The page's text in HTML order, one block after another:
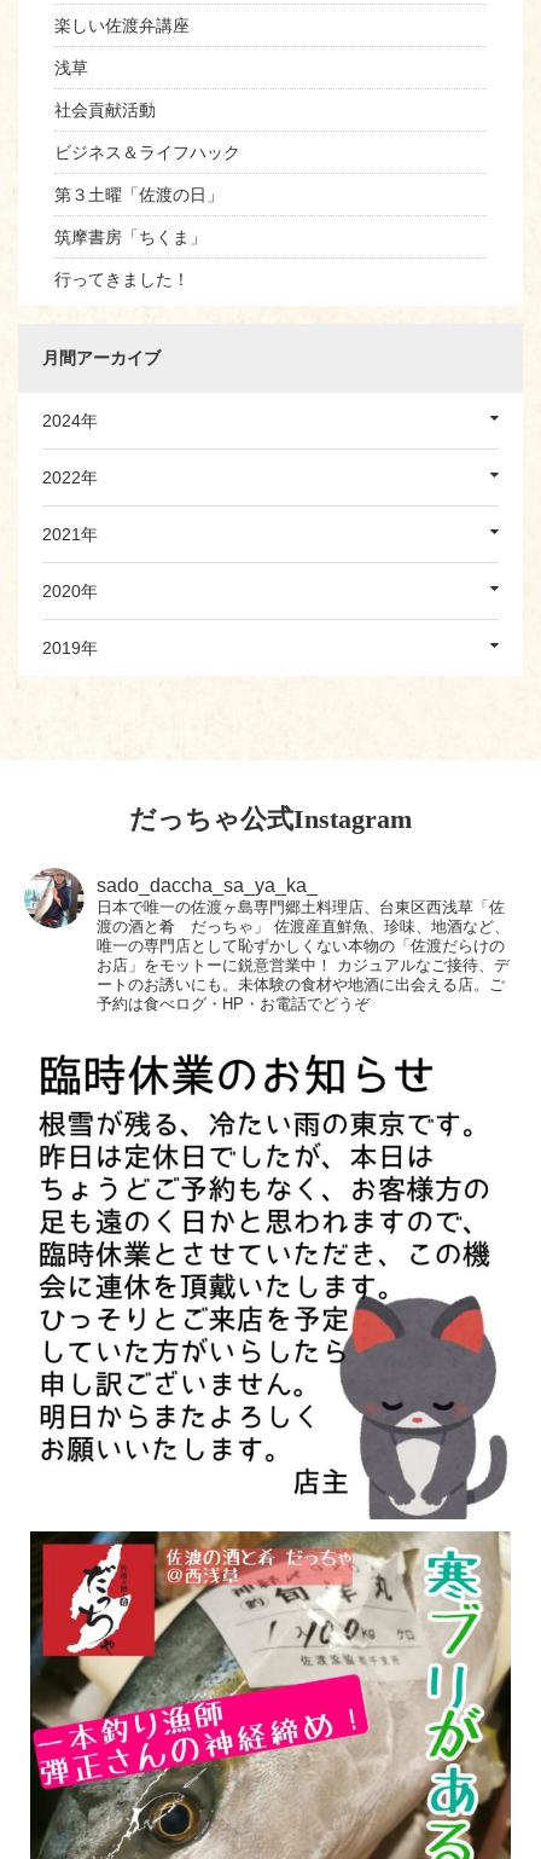
楽しい佐渡弁講座
浅草
社会貢献活動
ビジネス＆ライフハック
第３土曜「佐渡の日」
筑摩書房「ちくま」
行ってきました！
月間アーカイブ
2024年
2022年
2021年
2020年
2019年
だっちゃ公式Instagram
sado_daccha_sa_ya_ka_
日本で唯一の佐渡ヶ島専門郷土料理店、台東区西浅草「佐
渡の酒と肴 だっちゃ」
佐渡産直鮮魚、珍味、地酒など、
唯一の専門店として恥ずかしくない本物の「佐渡だらけの
お店」をモットーに鋭意営業中！
カジュアルなご接待、デ
ートのお誘いにも。未体験の食材や地酒に出会える店。ご
予約は食べログ・HP・お電話でどうぞ